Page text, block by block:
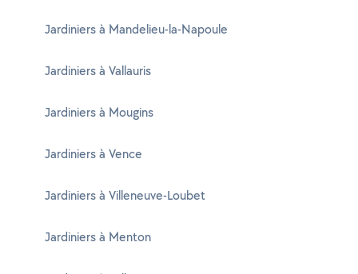
Jardiniers à Mandelieu-la-Napoule
Jardiniers à Vallauris
Jardiniers à Mougins
Jardiniers à Vence
Jardiniers à Villeneuve-Loubet
Jardiniers à Menton